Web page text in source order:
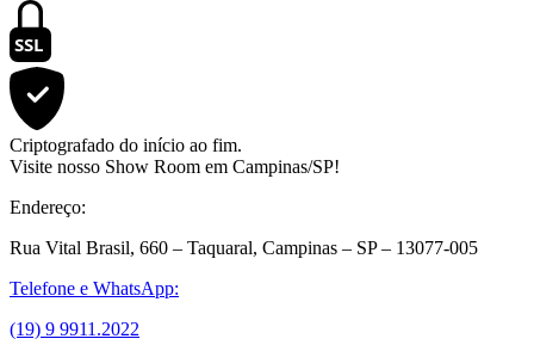
SSL
Criptografado do início ao fim.
Visite nosso Show Room em Campinas/SP!
Endereço:
Rua Vital Brasil, 660 – Taquaral, Campinas – SP – 13077-005
Telefone e WhatsApp:
(19) 9 9911.2022